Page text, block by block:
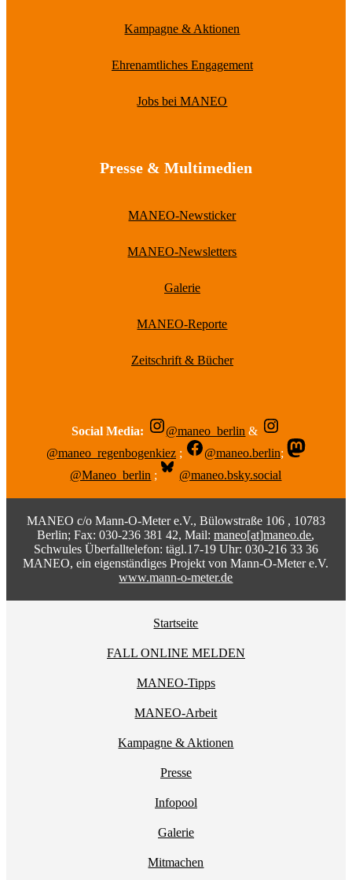
Kampagne & Aktionen
Ehrenamtliches Engagement
Jobs bei MANEO
Presse & Multimedien
MANEO-Newsticker
MANEO-Newsletters
Galerie
MANEO-Reporte
Zeitschrift & Bücher
Social Media: @maneo_berlin &
@maneo_regenbogenkiez ; @maneo.berlin;
@Maneo_berlin ; @maneo.bsky.social
MANEO c/o Mann-O-Meter e.V., Bülowstraße 106 , 10783
Berlin; Fax: 030-236 381 42, Mail:maneo[at]maneo.de,
Schwules Überfalltelefon: tägl.17-19 Uhr: 030-216 33 36
MANEO, ein eigenständiges Projekt von Mann-O-Meter e.V.
www.mann-o-meter.de
Startseite
FALL ONLINE MELDEN
MANEO-Tipps
MANEO-Arbeit
Kampagne & Aktionen
Presse
Infopool
Galerie
Mitmachen